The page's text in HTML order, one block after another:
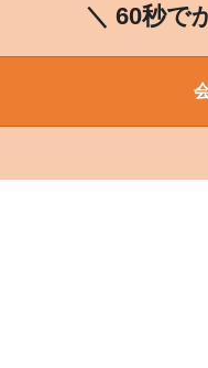
＼ 60秒で